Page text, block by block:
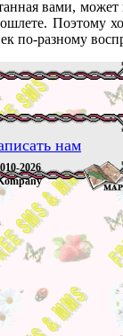
вами,
Поэтому
по-разному
нам
2026